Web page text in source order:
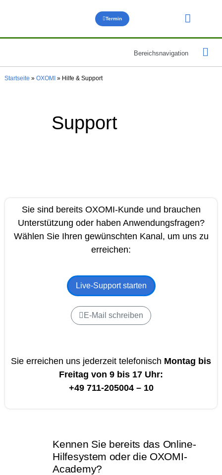
Termin
Bereichsnavigation
Startseite » OXOMI» Hilfe & Support
Support
Sie sind bereits OXOMI-Kunde und brauchen
Unterstützung oder haben Anwendungsfragen?
Wählen Sie Ihren gewünschten Kanal, um uns zu
erreichen:
Live-Support starten
E-Mail schreiben
Sie erreichen uns jederzeit telefonisch Montag bis
Freitag von 9 bis 17 Uhr:
+49 711-205004 – 10
Kennen Sie bereits das Online-
Hilfesystem oder die OXOMI-
Academy?